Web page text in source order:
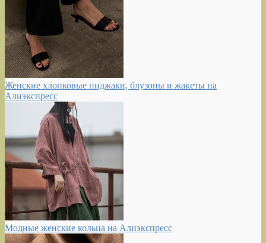
Женские хлопковые пиджаки, блузоны и жакеты на
Алиэкспресс
Модные женские кольца на Алиэкспресс